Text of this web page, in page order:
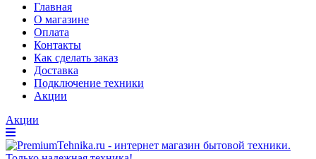
Главная
О магазине
Оплата
Контакты
Как сделать заказ
Доставка
Подключение техники
Акции
Акции